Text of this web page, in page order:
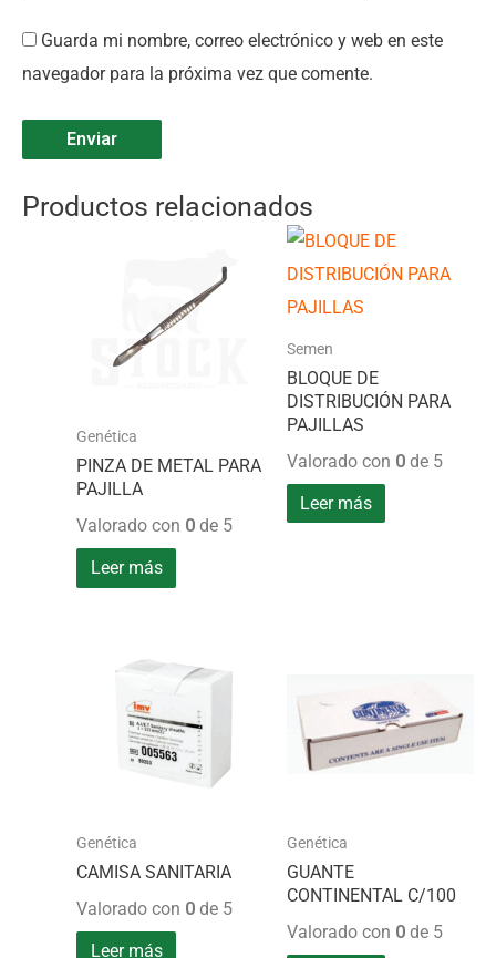
Guarda mi nombre, correo electrónico y web en este
navegador para la próxima vez que comente.
Productos relacionados
Genética
PINZA DE METAL PARA
PAJILLA
Valorado con 0 de 5
Leer más
Semen
BLOQUE DE
DISTRIBUCIÓN PARA
PAJILLAS
Valorado con 0de 5
Leer más
Genética
CAMISA SANITARIA
Valorado con 0 de 5
Leer más
Genética
GUANTE
CONTINENTAL C/100
Valorado con 0de 5